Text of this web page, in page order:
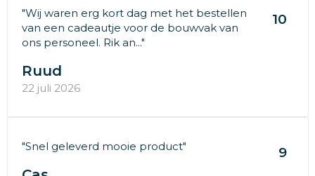
"Wij waren erg kort dag met het bestellen
van een cadeautje voor de bouwvak van
ons personeel. Rik an..."
10
Ruud
22 juli 2026
"Snel geleverd mooie product" 9